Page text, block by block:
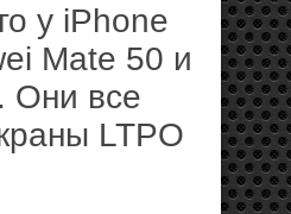
у iPhone
Mate 50 и
Они все
LTPO